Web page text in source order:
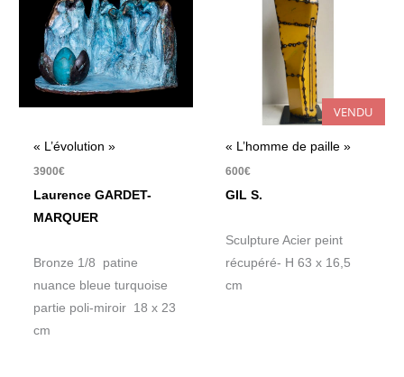
« L’évolution »
3900€
Laurence GARDET-
MARQUER
Bronze 1/8 patine
nuance bleue turquoise
partie poli-miroir 18 x 23
cm
VENDU
« L’homme de paille »
600€
GIL S.
Sculpture Acier peint
récupéré- H 63 x 16,5
cm